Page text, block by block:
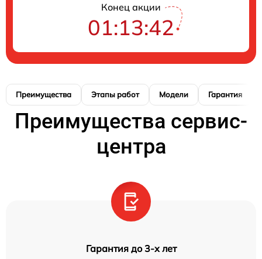
Конец акции
01:13:41
Преимущества Этапы работ Модели Гарантия
Преимущества сервис-
центра
Гарантия до 3-х лет